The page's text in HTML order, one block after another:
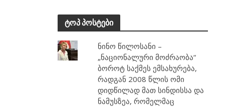
ტოპ პოსტები
ნინო წილოსანი –
„ნაციონალური მოძრაობა“
ბოროტ საქმეს ემსახურება,
რადგან 2008 წლის ომი
დიდწილად მათ სინდისსა და
ნამუსზეა, რომელმაც